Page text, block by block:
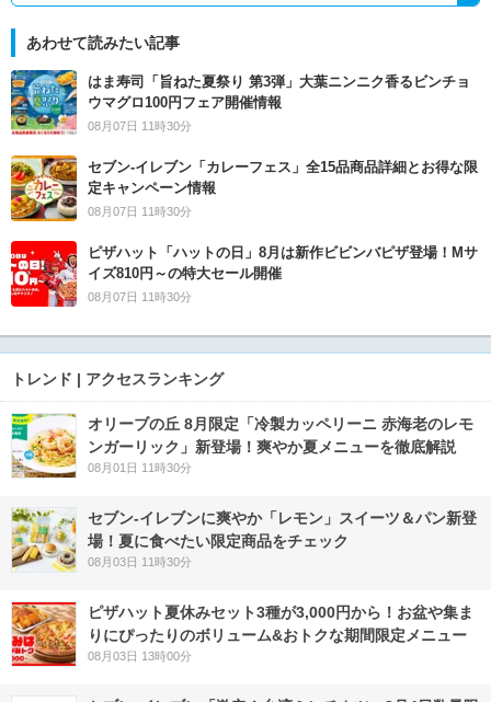
あわせて読みたい記事
はま寿司「旨ねた夏祭り 第3弾」大葉ニンニク香るビンチョ
ウマグロ100円フェア開催情報
08月07日 11時30分
セブン‐イレブン「カレーフェス」全15品商品詳細とお得な限
定キャンペーン情報
08月07日 11時30分
ピザハット「ハットの日」8月は新作ビビンバピザ登場！Mサ
イズ810円～の特大セール開催
08月07日 11時30分
トレンド | アクセスランキング
オリーブの丘 8月限定「冷製カッペリーニ 赤海老のレモ
ンガーリック」新登場！爽やか夏メニューを徹底解説
08月01日 11時30分
セブン‐イレブンに爽やか「レモン」スイーツ＆パン新登
場！夏に食べたい限定商品をチェック
08月03日 11時30分
ピザハット夏休みセット3種が3,000円から！お盆や集ま
りにぴったりのボリューム&おトクな期間限定メニュー
08月03日 13時00分